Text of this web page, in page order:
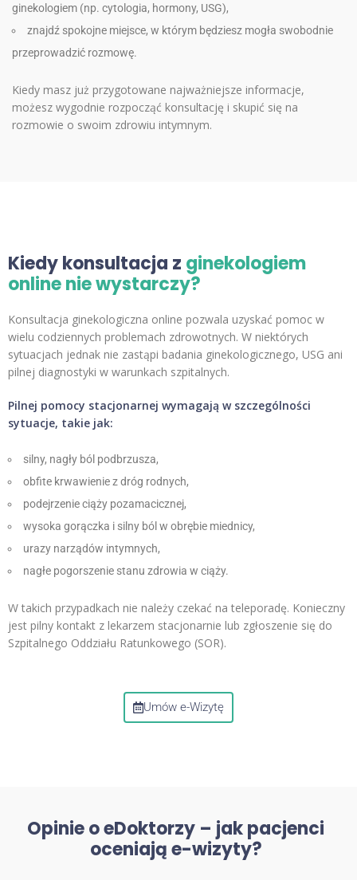
ginekologiem (np. cytologia, hormony, USG),
znajdź spokojne miejsce, w którym będziesz mogła swobodnie
przeprowadzić rozmowę.
Kiedy masz już przygotowane najważniejsze informacje,
możesz wygodnie rozpocząć konsultację i skupić się na
rozmowie o swoim zdrowiu intymnym.
Kiedy konsultacja z ginekologiem
online nie wystarczy?
Konsultacja ginekologiczna online pozwala uzyskać pomoc w
wielu codziennych problemach zdrowotnych. W niektórych
sytuacjach jednak nie zastąpi badania ginekologicznego, USG ani
pilnej diagnostyki w warunkach szpitalnych.
Pilnej pomocy stacjonarnej wymagają w szczególności
sytuacje, takie jak:
silny, nagły ból podbrzusza,
obfite krwawienie z dróg rodnych,
podejrzenie ciąży pozamacicznej,
wysoka gorączka i silny ból w obrębie miednicy,
urazy narządów intymnych,
nagłe pogorszenie stanu zdrowia w ciąży.
W takich przypadkach nie należy czekać na teleporadę. Konieczny
jest pilny kontakt z lekarzem stacjonarnie lub zgłoszenie się do
Szpitalnego Oddziału Ratunkowego (SOR).
Umów e-Wizytę
Opinie o eDoktorzy – jak pacjenci
oceniają e-wizyty?